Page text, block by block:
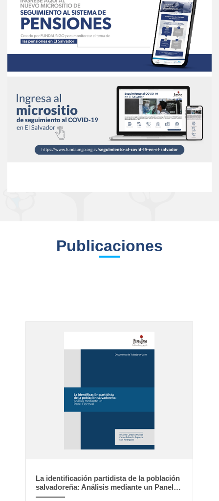
Publicaciones
La identificación partidista de la población
salvadoreña: Análisis mediante un Panel
Electoral